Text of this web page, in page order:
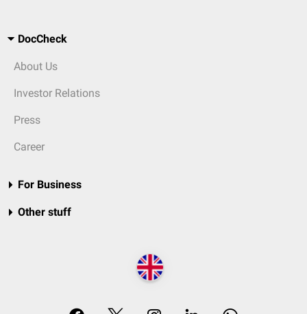
DocCheck
About Us
Investor Relations
Press
Career
For Business
Other stuff